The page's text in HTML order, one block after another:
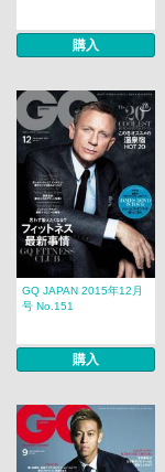
購入
GQ JAPAN 2015年12月
号 No.151
購入